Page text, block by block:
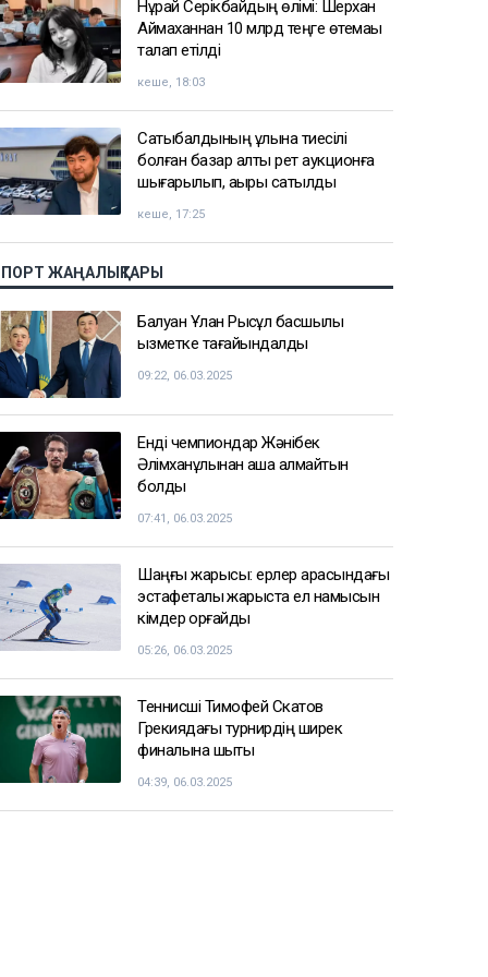
Нұрай Серікбайдың өлімі: Шерхан
Аймаханнан 10 млрд теңге өтемақы
талап етілді
кеше, 18:03
Сатыбалдының ұлына тиесілі
болған базар алты рет аукционға
шығарылып, ақыры сатылды
кеше, 17:25
ЖАҢАЛЫҚТАРЫ
Балуан Ұлан Рысқұл басшылық
қызметке тағайындалды
09:22, 06.03.2025
Енді чемпиондар Жәнібек
Әлімханұлынан қаша алмайтын
болды
07:41, 06.03.2025
Шаңғы жарысы: ерлер арасындағы
эстафеталық жарыста ел намысын
кімдер қорғайды
05:26, 06.03.2025
Теннисші Тимофей Скатов
Грекиядағы турнирдің ширек
финалына шықты
04:39, 06.03.2025